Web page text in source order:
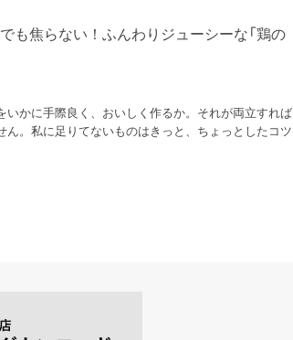
も焦らない！ふんわりジューシーな「鶏の
かに手際良く、おいしく作るか。それが両立すれば
。私に足りてないものはきっと、ちょっとしたコツ